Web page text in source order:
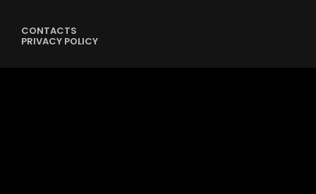
CONTACTS
PRIVACY POLICY